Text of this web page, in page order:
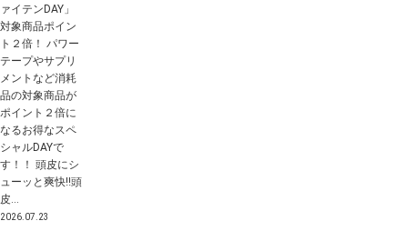
ァイテンDAY」
対象商品ポイン
ト２倍！ パワー
テープやサプリ
メントなど消耗
品の対象商品が
ポイント２倍に
なるお得なスペ
シャルDAYで
す！！ 頭皮にシ
ューッと爽快‼️頭
皮...
2026.07.23